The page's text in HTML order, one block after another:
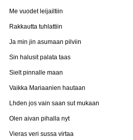
Me vuodet leijailtiin
Rakkautta tuhlattiin
Ja min jin asumaan pilviin
Sin halusit palata taas
Sielt pinnalle maan
Vaikka Mariaanien hautaan
Lhden jos vain saan sut mukaan
Olen aivan pihalla nyt
Vieras veri sussa virtaa